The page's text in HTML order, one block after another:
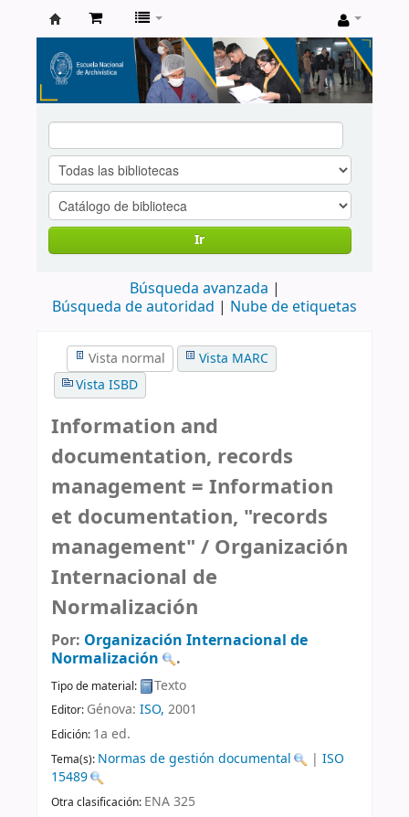
Catálogo
de
Biblioteca
ENA
Ir
Búsqueda avanzada
Búsqueda de autoridad
Nube de etiquetas
Vista normal
Vista MARC
Vista ISBD
Information and
documentation, records
management = Information
et documentation, "records
management" / Organización
Internacional de
Normalización
Por: Organización Internacional de
Normalización
.
Tipo de material: Texto
Editor: Génova: ISO, 2001
Edición: 1a ed.
Tema(s): Normas de gestión documental |ISO
15489
Otra clasificación: ENA 325